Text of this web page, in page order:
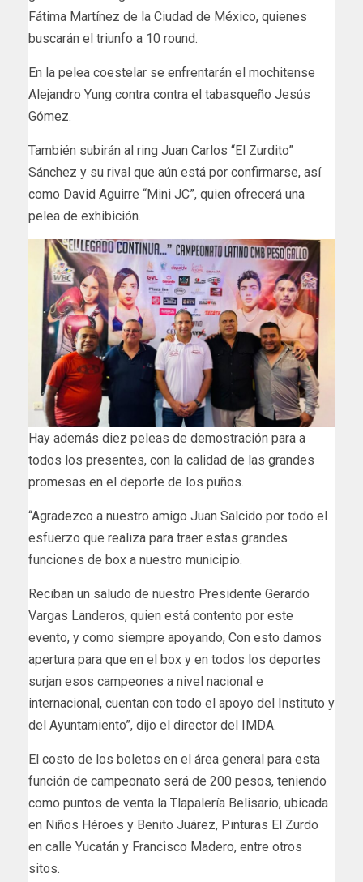
Fátima Martínez de la Ciudad de México, quienes
buscarán el triunfo a 10 round.
En la pelea coestelar se enfrentarán el mochitense
Alejandro Yung contra contra el tabasqueño Jesús
Gómez.
También subirán al ring Juan Carlos “El Zurdito”
Sánchez y su rival que aún está por confirmarse, así
como David Aguirre “Mini JC”, quien ofrecerá una
pelea de exhibición.
Hay además diez peleas de demostración para a
todos los presentes, con la calidad de las grandes
promesas en el deporte de los puños.
“Agradezco a nuestro amigo Juan Salcido por todo el
esfuerzo que realiza para traer estas grandes
funciones de box a nuestro municipio.
Reciban un saludo de nuestro Presidente Gerardo
Vargas Landeros, quien está contento por este
evento, y como siempre apoyando, Con esto damos
apertura para que en el box y en todos los deportes
surjan esos campeones a nivel nacional e
internacional, cuentan con todo el apoyo del Instituto y
del Ayuntamiento”, dijo el director del IMDA.
El costo de los boletos en el área general para esta
función de campeonato será de 200 pesos, teniendo
como puntos de venta la Tlapalería Belisario, ubicada
en Niños Héroes y Benito Juárez, Pinturas El Zurdo
en calle Yucatán y Francisco Madero, entre otros
sitos.